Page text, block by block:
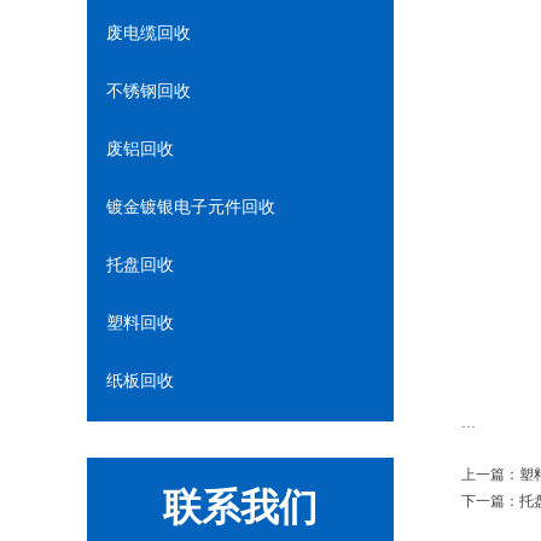
废电缆回收
不锈钢回收
废铝回收
镀金镀银电子元件回收
托盘回收
塑料回收
纸板回收
联系我们
上一篇： 塑
下一篇： 托